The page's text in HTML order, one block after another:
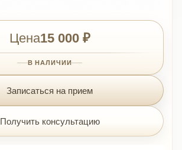
Цена15 000 ₽
В НАЛИЧИИ
Записаться на прием
Получить консультацию